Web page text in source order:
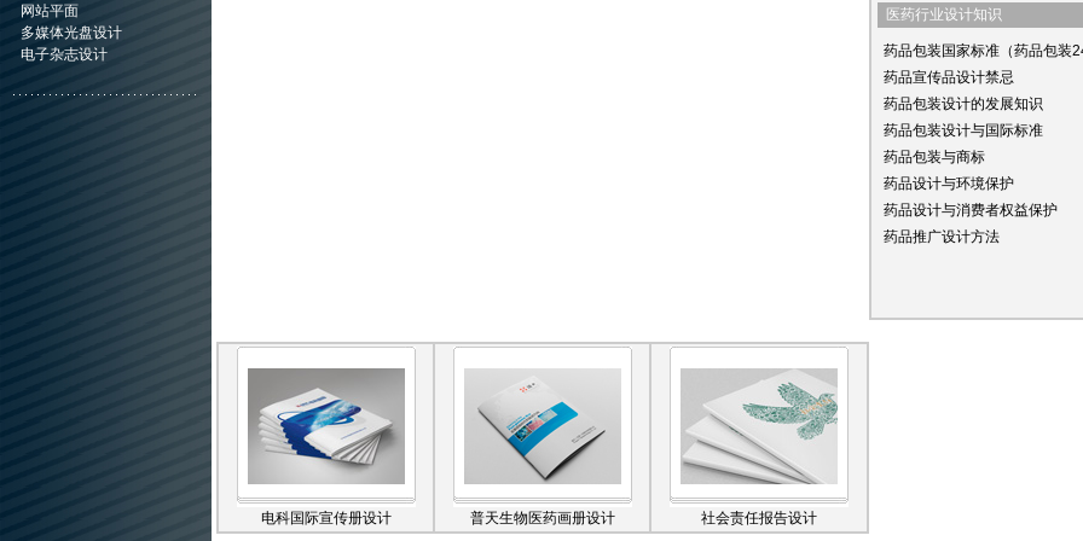
网站平面
多媒体光盘设计
电子杂志设计
医药行业设计知识
药品包装国家标准（药品包装
药品宣传品设计禁忌
药品包装设计的发展知识
药品包装设计与国际标准
药品包装与商标
药品设计与环境保护
药品设计与消费者权益保护
药品推广设计方法
电科国际宣传册设计 普天生物医药画册设计 社会责任报告设计